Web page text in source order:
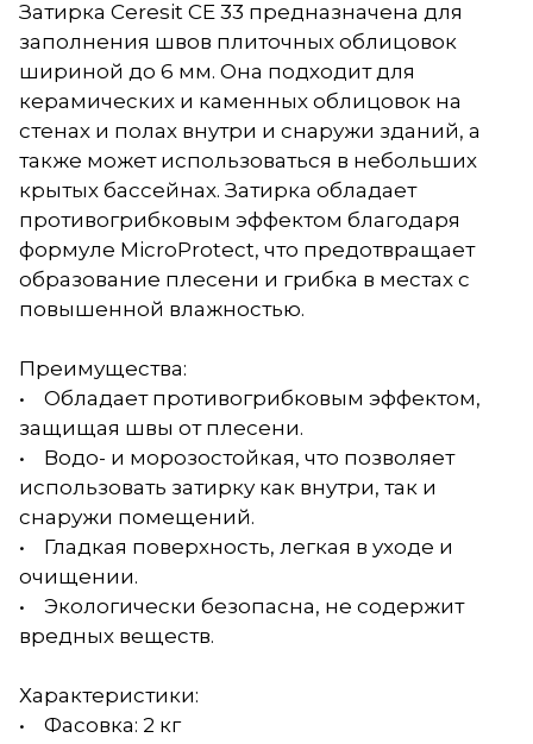
Затирка Ceresit CE 33 предназначена для
заполнения швов плиточных облицовок
шириной до 6 мм. Она подходит для
керамических и каменных облицовок на
стенах и полах внутри и снаружи зданий, а
также может использоваться в небольших
крытых бассейнах. Затирка обладает
противогрибковым эффектом благодаря
формуле MicroProtect, что предотвращает
образование плесени и грибка в местах с
повышенной влажностью.
Преимущества:
• Обладает противогрибковым эффектом,
защищая швы от плесени.
• Водо- и морозостойкая, что позволяет
использовать затирку как внутри, так и
снаружи помещений.
• Гладкая поверхность, легкая в уходе и
очищении.
• Экологически безопасна, не содержит
вредных веществ.
Характеристики:
• Фасовка: 2 кг